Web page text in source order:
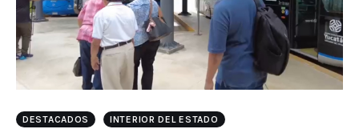
DESTACADOS INTERIOR DEL ESTADO